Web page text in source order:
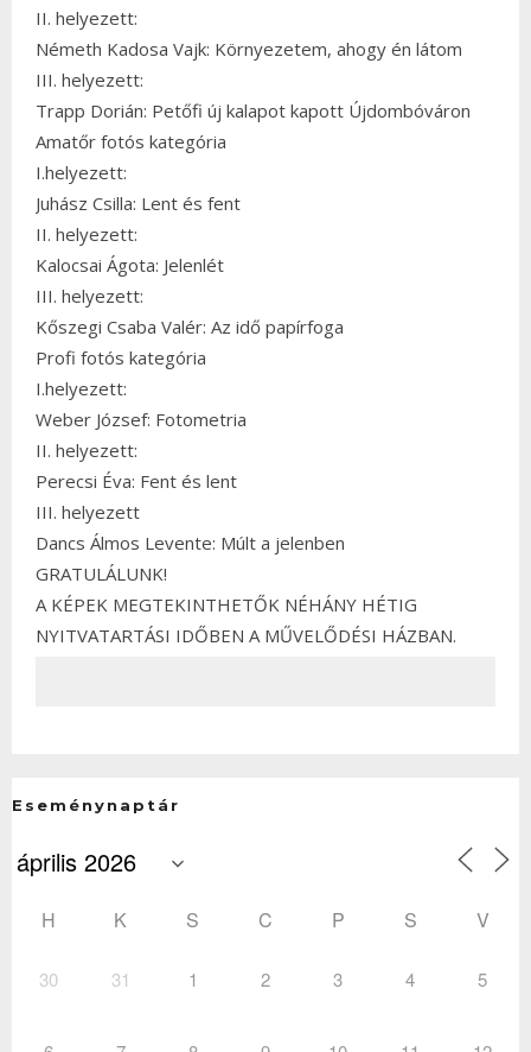
II. helyezett:
Németh Kadosa Vajk: Környezetem, ahogy én látom
III. helyezett:
Trapp Dorián: Petőfi új kalapot kapott Újdombóváron
Amatőr fotós kategória
I.helyezett:
Juhász Csilla: Lent és fent
II. helyezett:
Kalocsai Ágota: Jelenlét
III. helyezett:
Kőszegi Csaba Valér: Az idő papírfoga
Profi fotós kategória
I.helyezett:
Weber József: Fotometria
II. helyezett:
Perecsi Éva: Fent és lent
III. helyezett
Dancs Álmos Levente: Múlt a jelenben
GRATULÁLUNK!
A KÉPEK MEGTEKINTHETŐK NÉHÁNY HÉTIG
NYITVATARTÁSI IDŐBEN A MŰVELŐDÉSI HÁZBAN.
Eseménynaptár
H K S C P S V
30 31 1 2 3 4 5